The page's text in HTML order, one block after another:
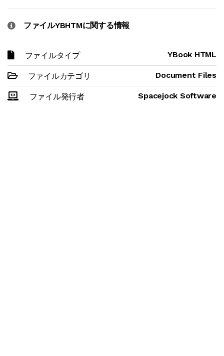
ファイルYBHTMに関する情報
ファイルタイプ YBook HTML
ファイルカテゴリ Document Files
ファイル発行者 Spacejock Software